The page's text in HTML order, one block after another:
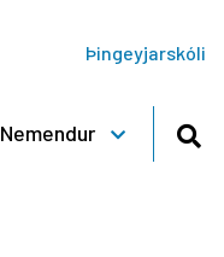
Nemendur
Þingeyjarskóli